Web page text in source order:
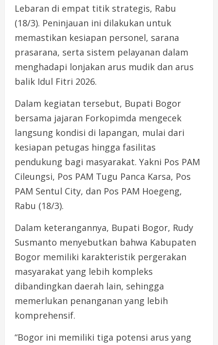
Lebaran di empat titik strategis, Rabu
(18/3). Peninjauan ini dilakukan untuk
memastikan kesiapan personel, sarana
prasarana, serta sistem pelayanan dalam
menghadapi lonjakan arus mudik dan arus
balik Idul Fitri 2026.
Dalam kegiatan tersebut, Bupati Bogor
bersama jajaran Forkopimda mengecek
langsung kondisi di lapangan, mulai dari
kesiapan petugas hingga fasilitas
pendukung bagi masyarakat. Yakni Pos PAM
Cileungsi, Pos PAM Tugu Panca Karsa, Pos
PAM Sentul City, dan Pos PAM Hoegeng,
Rabu (18/3).
Dalam keterangannya, Bupati Bogor, Rudy
Susmanto menyebutkan bahwa Kabupaten
Bogor memiliki karakteristik pergerakan
masyarakat yang lebih kompleks
dibandingkan daerah lain, sehingga
memerlukan penanganan yang lebih
komprehensif.
“Bogor ini memiliki tiga potensi arus yang